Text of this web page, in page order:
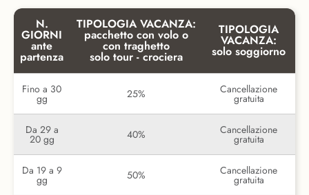
N.
GIORNI
ante
partenza
TIPOLOGIA VACANZA:
pacchetto con volo o
con traghetto
solo tour - crociera
TIPOLOGIA
VACANZA:
solo soggiorno
Fino a 30
gg 25% Cancellazione
gratuita
Da 29 a
20 gg 40% Cancellazione
gratuita
Da 19 a 9
gg 50% Cancellazione
gratuita